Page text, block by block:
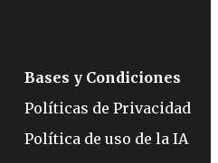
Bases y Condiciones
Políticas de Privacidad
Política de uso de la IA